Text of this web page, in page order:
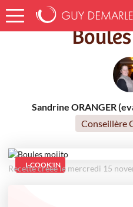
Accueil Recettes Boules
Sandrine ORANGER
Conseillère
I-COOK'IN
Recette créée le mercredi 15